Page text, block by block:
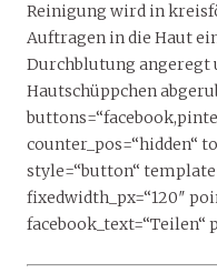
Reinigung wird in
Auftragen in die Haut
Durchblutung angeregt
Hautschüppchen
counter_pos=“hidden“
style=“button“
fixedwidth_px=“120″
facebook_text=“Teilen“